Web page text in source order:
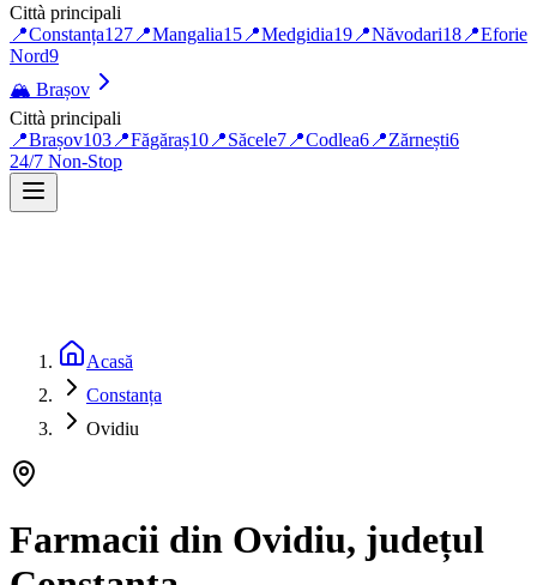
Città principali
📍Constanța127 📍Mangalia15 📍Medgidia19 📍Năvodari18 📍Eforie
Nord9
🏔️ Brașov
Città principali
📍Brașov103 📍Făgăraș10 📍Săcele7 📍Codlea6 📍Zărnești6
24/7 Non-Stop
Acasă
Constanța
Ovidiu
Farmacii din Ovidiu, județul